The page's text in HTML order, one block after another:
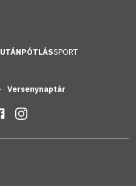
UTÁNPÓTLÁSSPORT
Versenynaptár